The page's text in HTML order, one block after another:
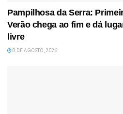
Pampilhosa da Serra:
Verão chega ao fim e dá
livre
8 DE AGOSTO, 2026